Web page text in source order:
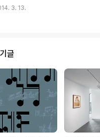
비극과 해피엔딩이라는 두가지 다른
를 올리게 되었다. 2013년 국립발레단
는 4일동안 5회 공연으로, 니키아에 김
기, 이은원, 솔로르에 이동훈, 정영재, 이
티에 이은원, 신승원, 박슬기로, 작년보
주역 무용수의 캐스팅으로 매 공연마다
른 색깔을 느낄 수 있었다.3월 12일 프레
번 는 전반..
3. 13.
글